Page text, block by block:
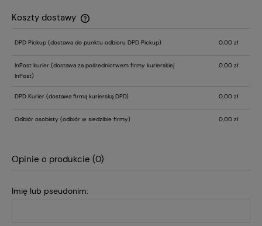
Koszty dostawy
Cena nie zawiera ewentualnych kosztów płatności
DPD Pickup (dostawa do punktu odbioru DPD Pickup) 0,00 zł
InPost kurier (dostawa za pośrednictwem firmy kurierskiej
InPost)
0,00 zł
DPD Kurier (dostawa firmą kurierską DPD) 0,00 zł
Odbiór osobisty (odbiór w siedzibie firmy) 0,00 zł
Opinie o produkcie (0)
Imię lub pseudonim: